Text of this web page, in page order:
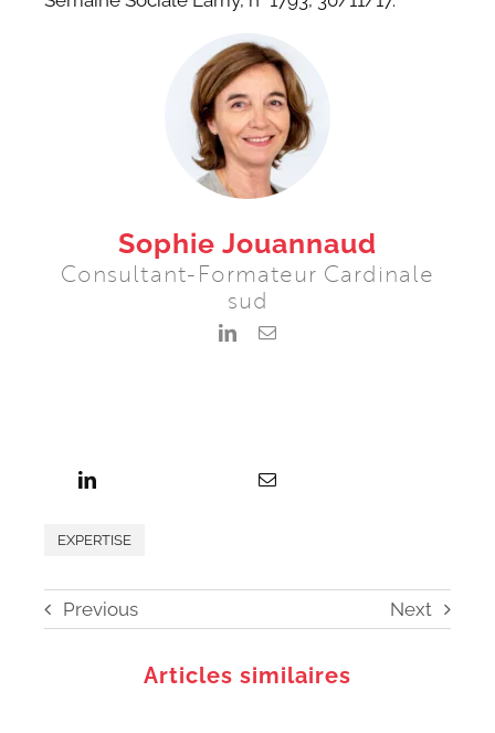
Sophie Jouannaud
Consultant-Formateur Cardinale
sud
EXPERTISE
Previous Next
Articles similaires